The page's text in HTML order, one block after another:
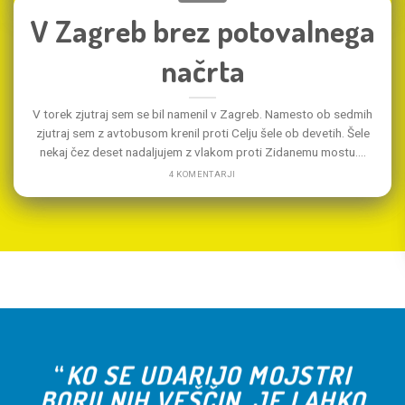
V Zagreb brez potovalnega
načrta
V torek zjutraj sem se bil namenil v Zagreb. Namesto ob sedmih
zjutraj sem z avtobusom krenil proti Celju šele ob devetih. Šele
nekaj čez deset nadaljujem z vlakom proti Zidanemu mostu....
4 KOMENTARJI
“KO SE UDARIJO MOJSTRI